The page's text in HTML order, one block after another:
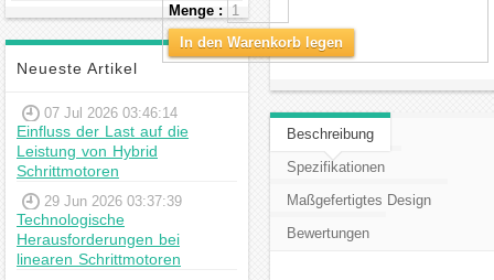
Schrittmotor
Neueste Artikel
07 Jul 2026 03:46:14
Einfluss der Last auf die
Leistung von Hybrid
Schrittmotoren
29 Jun 2026 03:37:39
Technologische
Herausforderungen bei
linearen Schrittmotoren
Menge :
In den Warenkorb legen
Beschreibung
Spezifikationen
Maßgefertigtes Design
Bewertungen